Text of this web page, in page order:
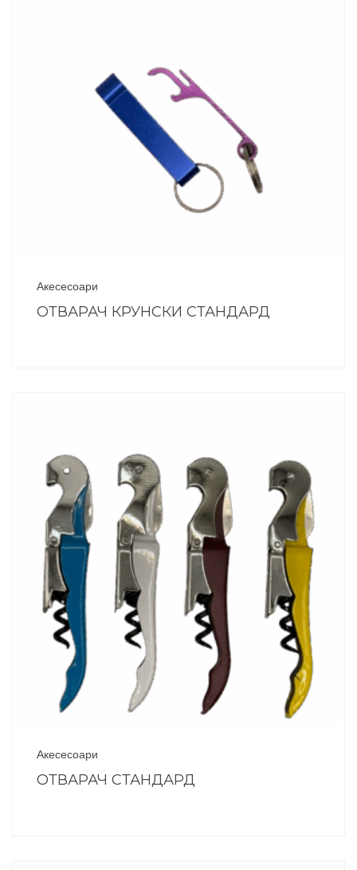
Акесесоари
ОТВАРАЧ КРУНСКИ СТАНДАРД
Акесесоари
ОТВАРАЧ СТАНДАРД